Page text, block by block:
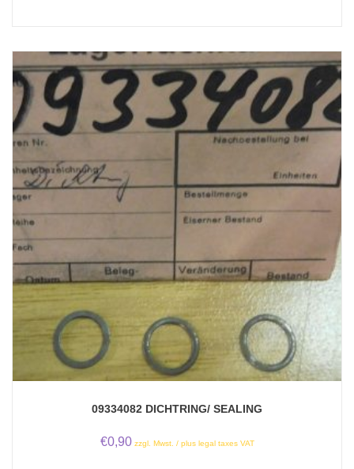
09334082 DICHTRING/ SEALING
€0,90 zzgl. Mwst. / plus legal taxes VAT